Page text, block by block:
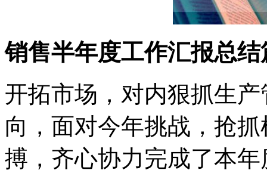
销售半年度工作汇报总结
开拓市场，对内狠抓生
向，面对今年挑战，抢
搏，齐心协力完成了本